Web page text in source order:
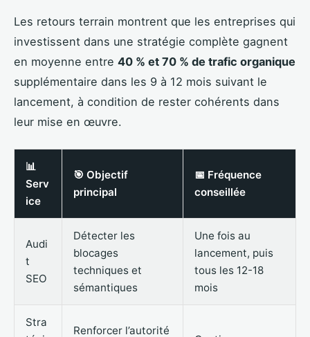
Les retours terrain montrent que les entreprises qui
investissent dans une stratégie complète gagnent
en moyenne entre 40 % et 70 % de trafic organique
supplémentaire dans les 9 à 12 mois suivant le
lancement, à condition de rester cohérents dans
leur mise en œuvre.
📊
Serv
ice
🎯 Objectif
principal
📅 Fréquence
conseillée
Audi
t
SEO
Détecter les
blocages
techniques et
sémantiques
Une fois au
lancement, puis
tous les 12-18
mois
Stra
Renforcer l’autorité